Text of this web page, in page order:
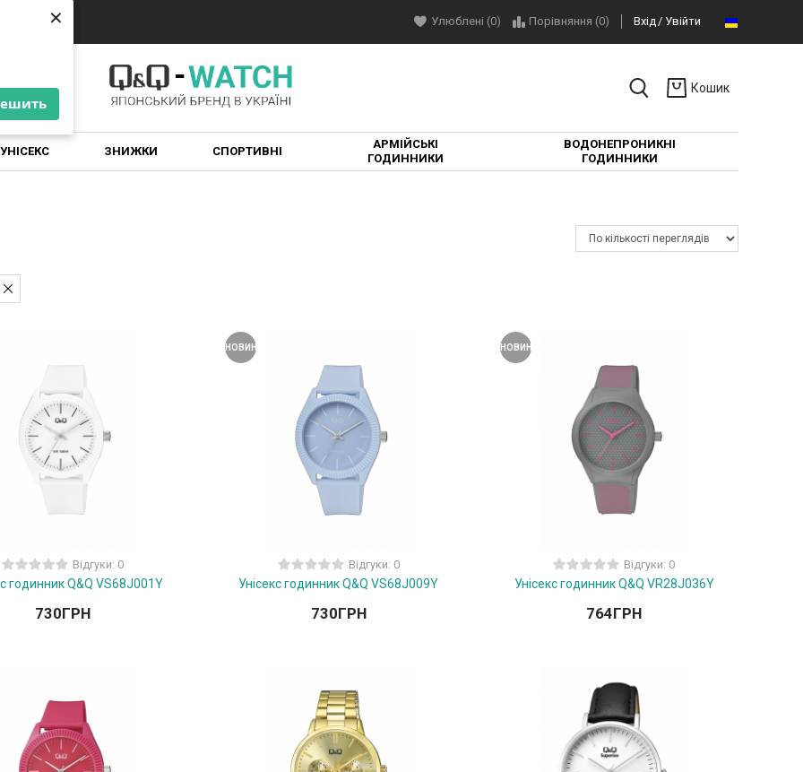
×
× Улюблені (0) Порівняння (0) Вхід Увійти
Кошик
УНІСЕКС ЗНИЖКИ СПОРТИВНІ
АРМІЙСЬКІ
ГОДИННИКИ
ВОДОНЕПРОНИКНІ
ГОДИННИКИ
Відгуки: 0
годинник Q&Q VS68J001Y
730ГРН
НОВИНКА
Відгуки: 0
Унісекс годинник Q&Q VS68J009Y
730ГРН
НОВИНКА
Відгуки: 0
Унісекс годинник Q&Q VR28J036Y
764ГРН